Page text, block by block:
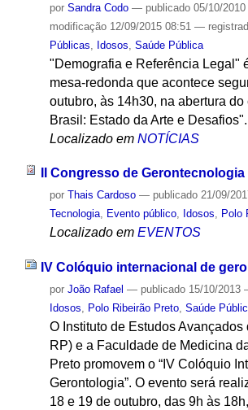
por Sandra Codo — publicado05/10/2010
modificação12/09/2015 08:51 —
Públicas
Idosos Saúde Pública
"Demografia e Referência Legal"
mesa-redonda que acontece
outubro, às 14h30, na abertura
Brasil: Estado da Arte e Desafios".
Localizado em NOTÍCIAS
II Congresso de Gerontecnologia
por Thais Cardoso — publicado21/09/
Tecnologia, Evento público, Idosos, Polo
Localizado em EVENTOS
IV Colóquio internacional de
por João Rafael — publicado15/10/2013
Idosos, Polo Ribeirão Preto, Saúde
O Instituto de Estudos Avançados
RP) e a Faculdade de Medicina
Preto promovem o “IV Colóquio
Gerontologia”. O evento será
18 e 19 de outubro, das 9h às